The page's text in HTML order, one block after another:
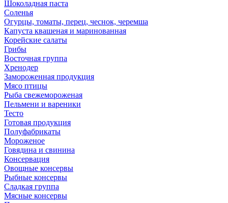
Шоколадная паста
Соленья
Огурцы, томаты, перец, чеснок, черемша
Капуста квашеная и маринованная
Корейские салаты
Грибы
Восточная группа
Хренодер
Замороженная продукция
Мясо птицы
Рыба свежемороженая
Пельмени и вареники
Тесто
Готовая продукция
Полуфабрикаты
Мороженое
Говядина и свинина
Консервация
Овощные консервы
Рыбные консервы
Сладкая группа
Мясные консервы